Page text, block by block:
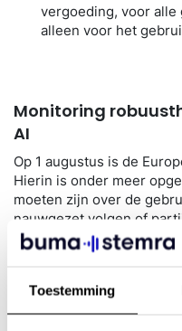
Toestemming
vergoeding, voor alle
alleen voor het
Monitoring
AI
Op 1 augustus is de
Hierin is onder meer
moeten zijn over de
nauwgezet volgen of
AI-trainingsdoeleinden
we kunnen beoordelen
verbeteren.